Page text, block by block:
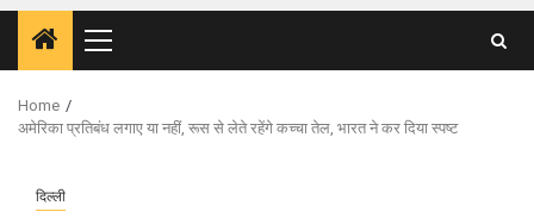
Primary
Menu
Home
अमेरिका प्रतिबंध लगाए या नहीं, रूस से लेते रहेंगे कच्चा तेल, भारत ने कर दिया स्पष्ट
दिल्ली